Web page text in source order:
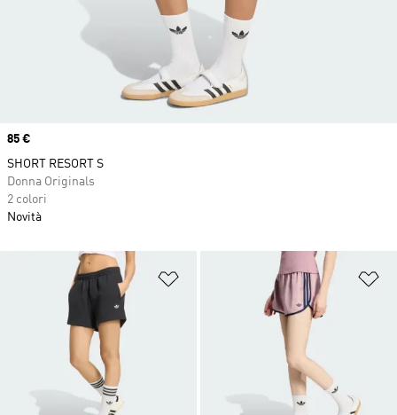
Aggiungi alla lista dei desideri
Price
85 €
SHORT RESORT S
Donna Originals
2 colori
Novità